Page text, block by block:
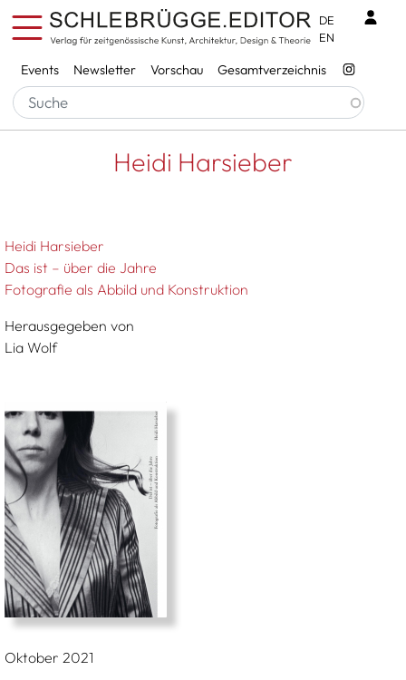
Direkt zum Inhalt
Services
Events Newsletter Vorschau Gesamtverzeichnis
DE
EN
Pfadnavigation
Startseite Heidi Harsieber
Heidi Harsieber
Heidi Harsieber
Das ist – über die Jahre
Fotografie als Abbild und Konstruktion
Herausgegeben von
Lia Wolf
Oktober 2021